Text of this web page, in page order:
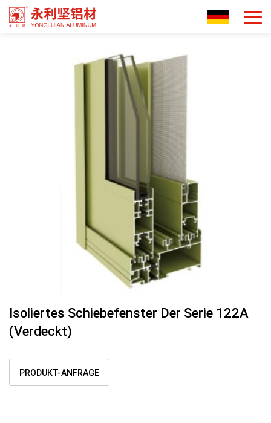
Isoliertes Schiebefenster Der Serie 122A
(verdeckt)
PRODUKT-ANFRAGE